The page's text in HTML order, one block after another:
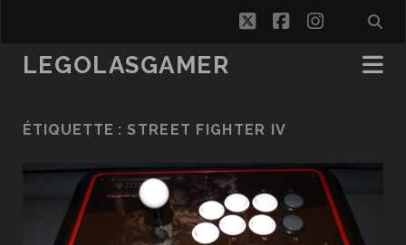
twitterfacebook
LEGOLASGAMER
ÉTIQUETTE :STREET FIGHTER IV